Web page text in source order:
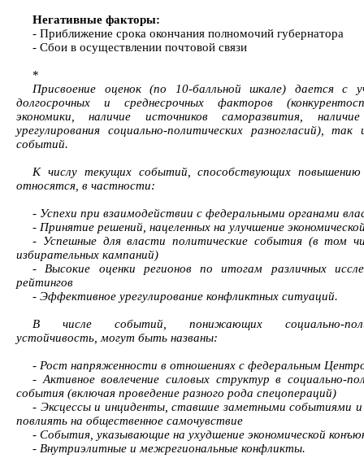
Негативные факторы:
- Приближение срока окончания полномочий губернатора
- Сбои в осуществлении почтовой связи
*
Присвоение оценок (по 10-балльной шкале) дается с
долгосрочных и среднесрочных факторов
экономики, наличие источников саморазвития,
урегулирования социально-политических разногласий),
событий.
К числу текущих событий, способствующих повышению
относятся, в частности:
- Успехи при взаимодействии с федеральными органами
- Принятие решений, нацеленных на улучшение
- Успешные для власти политические события (в том
избирательных кампаний)
- Высокие оценки регионов по итогам различных
рейтингов
- Эффективное урегулирование конфликтных ситуаций.
В числе событий, понижающих социально-
устойчивость, могут быть названы:
- Рост напряженности в отношениях с федеральным
- Активное вовлечение силовых структур в социально-
события (включая проведение разного рода спецопераций)
- Эксцессы и инциденты, ставшие заметными событиями и
повлиять на общественное самочувствие
- События, указывающие на ухудшение экономической
- Внутриэлитные и межрегиональные конфликты.